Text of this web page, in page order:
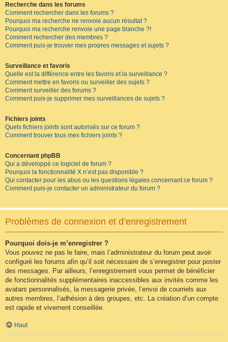
Recherche dans les forums
Comment rechercher dans les forums ?
Pourquoi ma recherche ne renvoie aucun résultat ?
Pourquoi ma recherche renvoie une page blanche ?!
Comment rechercher des membres ?
Comment puis-je trouver mes propres messages et sujets ?
Surveillance et favoris
Quelle est la différence entre les favoris et la surveillance ?
Comment mettre en favoris ou surveiller des sujets ?
Comment surveiller des forums ?
Comment puis-je supprimer mes surveillances de sujets ?
Fichiers joints
Quels fichiers joints sont autorisés sur ce forum ?
Comment trouver tous mes fichiers joints ?
Concernant phpBB
Qui a développé ce logiciel de forum ?
Pourquoi la fonctionnalité X n’est pas disponible ?
Qui contacter pour les abus ou les questions légales concernant ce forum ?
Comment puis-je contacter un administrateur du forum ?
Problèmes de connexion et d’enregistrement
Pourquoi dois-je m’enregistrer ?
Vous pouvez ne pas le faire, mais l’administrateur du forum peut avoir
configuré les forums afin qu’il soit nécessaire de s’enregistrer pour poster
des messages. Par ailleurs, l’enregistrement vous permet de bénéficier
de fonctionnalités supplémentaires inaccessibles aux invités comme les
avatars personnalisés, la messagerie privée, l’envoi de courriels aux
autres membres, l’adhésion à des groupes, etc. La création d’un compte
est rapide et vivement conseillée.
Haut